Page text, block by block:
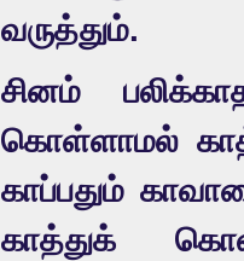
வருத்தும்.
சினம்
கொள்ளாமல்
காப்பதும்
காத்துக்